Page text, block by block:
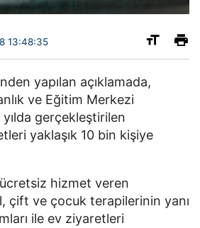
13:48:35
yapılan açıklamada,
ve Eğitim Merkezi
yılda gerçekleştirilen
yaklaşık 10 bin kişiye
hizmet veren
çift ve çocuk terapilerinin yanı
ile ev ziyaretleri